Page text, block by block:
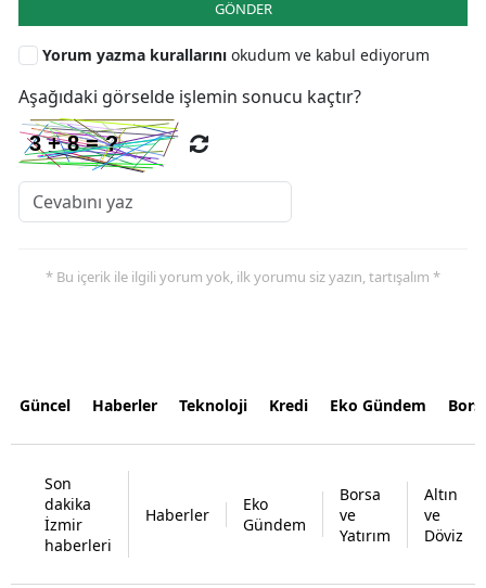
GÖNDER
Yorum yazma kurallarını okudum ve kabul ediyorum
Aşağıdaki görselde işlemin sonucu kaçtır?
* Bu içerik ile ilgili yorum yok, ilk yorumu siz yazın, tartışalım *
Güncel Haberler Teknoloji Kredi Eko Gündem
Son
dakika
İzmir
haberleri
Haberler
Eko
Gündem
Borsa
ve
Yatırım
Altın
ve
Döviz